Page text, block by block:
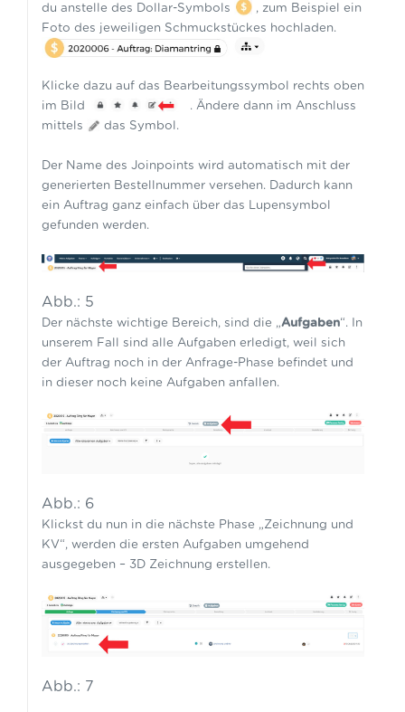
du anstelle des Dollar-Symbols
, zum Beispiel ein
Foto des jeweiligen Schmuckstückes hochladen.
Klicke dazu auf das Bearbeitungssymbol rechts oben
im Bild
. Ändere dann im Anschluss
mittels
das Symbol.
Der Name des Joinpoints wird automatisch mit der
generierten Bestellnummer versehen. Dadurch kann
ein Auftrag ganz einfach über das Lupensymbol
gefunden werden.
Abb.: 5
Der nächste wichtige Bereich, sind die „Aufgaben“. In
unserem Fall sind alle Aufgaben erledigt, weil sich
der Auftrag noch in der Anfrage-Phase befindet und
in dieser noch keine Aufgaben anfallen.
Abb.: 6
Klickst du nun in die nächste Phase „Zeichnung und
KV“, werden die ersten Aufgaben umgehend
ausgegeben – 3D Zeichnung erstellen.
Abb.: 7